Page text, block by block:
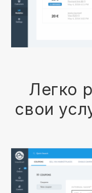
Легко
свои